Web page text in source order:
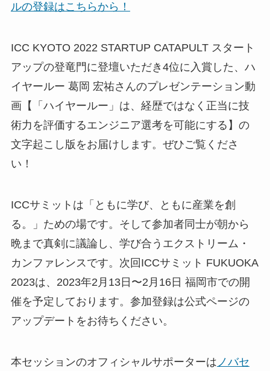
ルの登録はこちらから！
ICC KYOTO 2022 STARTUP CATAPULT スタート
アップの登竜門に登壇いただき4位に入賞した、ハ
イヤールー 葛岡 宏祐さんのプレゼンテーション動
画【「ハイヤールー」は、経歴ではなく正当に技
術力を評価するエンジニア選考を可能にする】の
文字起こし版をお届けします。ぜひご覧くださ
い！
ICCサミットは「ともに学び、ともに産業を創
る。」ための場です。そして参加者同士が朝から
晩まで真剣に議論し、学び合うエクストリーム・
カンファレンスです。次回ICCサミット FUKUOKA
2023は、2023年2月13日〜2月16日 福岡市での開
催を予定しております。参加登録は公式ページの
アップデートをお待ちください。
本セッションのオフィシャルサポーターは ノバセ